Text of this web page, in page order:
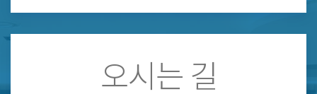
오시는 길